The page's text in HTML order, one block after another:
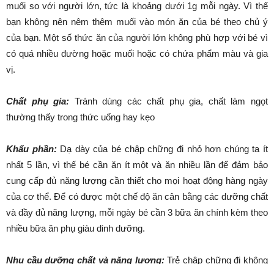
muối so với người lớn, tức là khoảng dưới 1g mỗi ngày. Vì thế
bạn không nên nêm thêm muối vào món ăn của bé theo chủ ý
của bạn. Một số thức ăn của người lớn không phù hợp với bé vì
có quá nhiều đường hoặc muối hoặc có chứa phẩm màu và gia
vị.
Chất phụ gia: Tránh dùng các chất phụ gia, chất làm ngọt
thường thấy trong thức uống hay kẹo
Khẩu phần: Dạ dày của bé chập chững đi nhỏ hơn chúng ta ít
nhất 5 lần, vì thế bé cần ăn ít một và ăn nhiều lần để đảm bảo
cung cấp đủ năng lượng cần thiết cho mọi hoạt động hàng ngày
của cơ thể. Để có được một chế độ ăn cân bằng các dưỡng chất
và đầy đủ năng lượng, mỗi ngày bé cần 3 bữa ăn chính kèm theo
nhiều bữa ăn phụ giàu dinh dưỡng.
Nhu cầu dưỡng chất và năng lượng:Trẻ chập chững đi không